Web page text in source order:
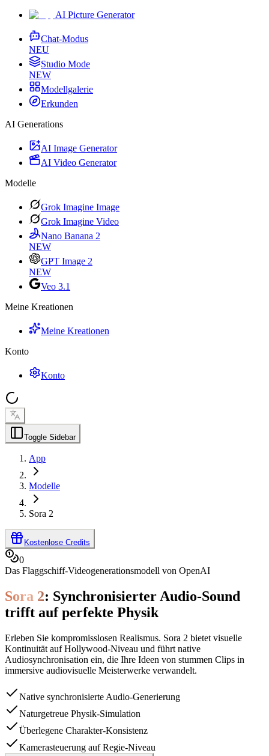
AI Picture Generator
Chat-Modus
NEU
Studio Mode
NEW
Modellgalerie
Erkunden
AI Generations
AI Image Generator
AI Video Generator
Modelle
Grok Imagine Image
Grok Imagine Video
Nano Banana 2
NEW
GPT Image 2
NEW
Veo 3.1
Meine Kreationen
Meine Kreationen
Konto
Konto
Toggle Sidebar
App
Modelle
Sora 2
Kostenlose Credits
0
Das Flaggschiff-Videogenerationsmodell von OpenAI
Sora 2: Synchronisierter Audio-Sound
trifft auf perfekte Physik
Erleben Sie kompromisslosen Realismus. Sora 2 bietet visuelle
Kontinuität auf Hollywood-Niveau und führt native
Audiosynchronisation ein, die Ihre Ideen von stummen Clips in
immersive audiovisuelle Meisterwerke verwandelt.
Native synchronisierte Audio-Generierung
Naturgetreue Physik-Simulation
Überlegene Charakter-Konsistenz
Kamerasteuerung auf Regie-Niveau